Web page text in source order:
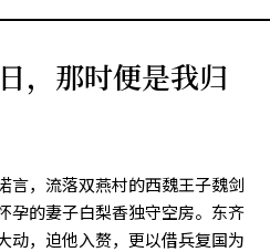
，那时便是我归
言，流落双燕村的西魏王子魏剑
孕的妻子白梨香独守空房。东齐
动，迫他入赘，更以借兵复国为